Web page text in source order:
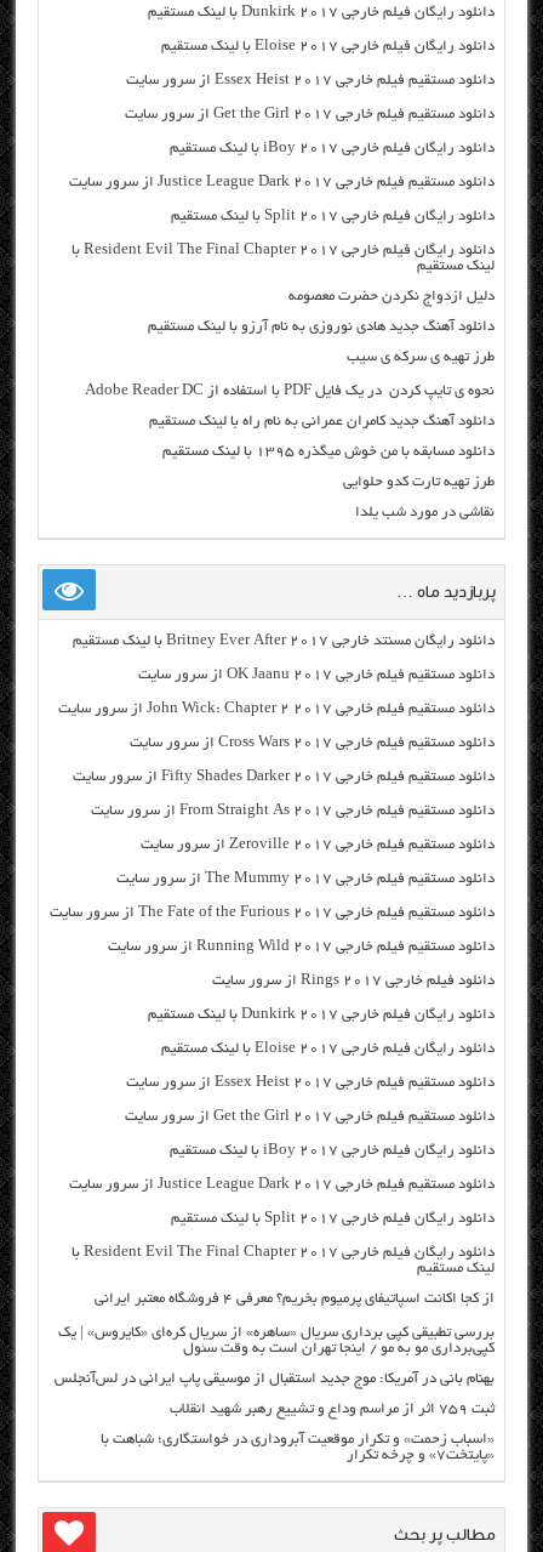
دانلود رایگان فیلم خارجی Dunkirk 2017 با لینک مستقیم
دانلود رایگان فیلم خارجی Eloise 2017 با لینک مستقیم
دانلود مستقیم فیلم خارجی Essex Heist 2017 از سرور سایت
دانلود مستقیم فیلم خارجی Get the Girl 2017 از سرور سایت
دانلود رایگان فیلم خارجی iBoy 2017 با لینک مستقیم
دانلود مستقیم فیلم خارجی Justice League Dark 2017 از سرور سایت
دانلود رایگان فیلم خارجی Split 2017 با لینک مستقیم
دانلود رایگان فیلم خارجی Resident Evil The Final Chapter 2017 با
لینک مستقیم
دلیل ازدواج نکردن حضرت معصومه
دانلود آهنگ جدید هادی نوروزی به نام آرزو با لینک مستقیم
طرز تهیه ی سرکه ی سیب
نحوه ی تایپ کردن در یک فایل PDF با استفاده از Adobe Reader DC
دانلود آهنگ جدید کامران عمرانی به نام راه با لینک مستقیم
دانلود مسابقه با من خوش میگذره ۱۳۹۵ با لینک مستقیم
طرز تهیه تارت کدو حلوایی
نقاشی در مورد شب یلدا
پربازدید ماه …
دانلود رایگان مسنتد خارجی Britney Ever After 2017 با لینک مستقیم
دانلود مستقیم فیلم خارجی OK Jaanu 2017 از سرور سایت
دانلود مستقیم فیلم خارجی John Wick: Chapter 2 2017 از سرور سایت
دانلود مستقیم فیلم خارجی Cross Wars 2017 از سرور سایت
دانلود مستقیم فیلم خارجی Fifty Shades Darker 2017 از سرور سایت
دانلود مستقیم فیلم خارجی From Straight As 2017 از سرور سایت
دانلود مستقیم فیلم خارجی Zeroville 2017 از سرور سایت
دانلود مستقیم فیلم خارجی The Mummy 2017 از سرور سایت
دانلود مستقیم فیلم خارجی The Fate of the Furious 2017 از سرور سایت
دانلود مستقیم فیلم خارجی Running Wild 2017 از سرور سایت
دانلود فیلم خارجی Rings 2017 از سرور سایت
دانلود رایگان فیلم خارجی Dunkirk 2017 با لینک مستقیم
دانلود رایگان فیلم خارجی Eloise 2017 با لینک مستقیم
دانلود مستقیم فیلم خارجی Essex Heist 2017 از سرور سایت
دانلود مستقیم فیلم خارجی Get the Girl 2017 از سرور سایت
دانلود رایگان فیلم خارجی iBoy 2017 با لینک مستقیم
دانلود مستقیم فیلم خارجی Justice League Dark 2017 از سرور سایت
دانلود رایگان فیلم خارجی Split 2017 با لینک مستقیم
دانلود رایگان فیلم خارجی Resident Evil The Final Chapter 2017 با
لینک مستقیم
از کجا اکانت اسپاتیفای پرمیوم بخریم؟ معرفی ۴ فروشگاه معتبر ایرانی
بررسی تطبیقی کپی برداری سریال «ساهره» از سریال کره‌ای «کایروس» | یک
کپی‌برداری مو به مو / اینجا تهران است به وقت سئول
بهنام بانی در آمریکا: موج جدید استقبال از موسیقی پاپ ایرانی در لس‌آنجلس
ثبت ۷۵۹ اثر از مراسم وداع و تشییع رهبر شهید انقلاب
«اسباب زحمت» و تکرار موقعیت آبروداری در خواستگاری؛ شباهت با
«پایتخت۷» و چرخه تکرار
مطالب پر بحث